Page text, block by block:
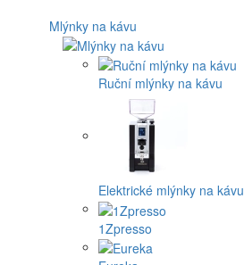
Mlýnky na kávu
Ruční mlýnky na kávu
Elektrické mlýnky na kávu
1Zpresso